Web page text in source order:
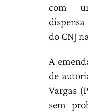
com
do CNJ
A
de
Vargas
sem